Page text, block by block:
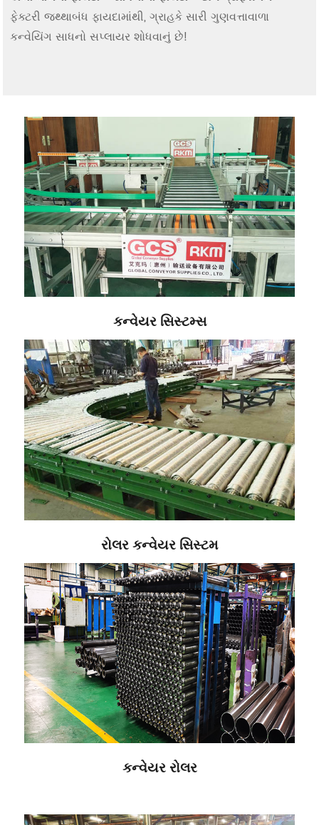
ફેક્ટરી જથ્થાબંધ ફાયદામાંથી, ગ્રાહકે સારી ગુણવત્તાવાળા
કન્વેયિંગ સાધનો સપ્લાયર શોધવાનું છે!
કન્વેયર સિસ્ટમ્સ
રોલર કન્વેયર સિસ્ટમ
કન્વેયર રોલર